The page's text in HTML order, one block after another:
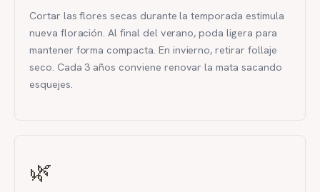
Cortar las flores secas durante la temporada estimula
nueva floración. Al final del verano, poda ligera para
mantener forma compacta. En invierno, retirar follaje
seco. Cada 3 años conviene renovar la mata sacando
esquejes.
🌿